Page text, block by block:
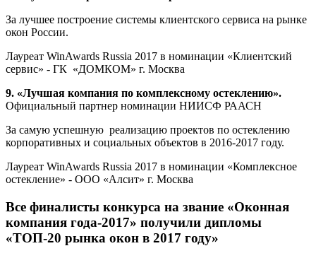
За лучшее построение системы клиентского сервиса на рынке
окон России.
Лауреат WinAwards Russia 2017 в номинации «Клиентский
сервис» - ГК «ДОМКОМ» г. Москва
9. «Лучшая компания по комплексному остеклению».
Официальный партнер номинации НИИСФ РААСН
За самую успешную реализацию проектов по остеклению
корпоративных и социальных объектов в 2016-2017 году.
Лауреат WinAwards Russia 2017 в номинации «Комплексное
остекление» - ООО «Алсит» г. Москва
Все финалисты конкурса на звание «Оконная
компания года-2017» получили дипломы
«ТОП-20 рынка окон в 2017 году»